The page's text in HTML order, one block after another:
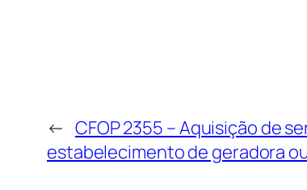
← CFOP 2355 – Aquisição de
estabelecimento de geradora